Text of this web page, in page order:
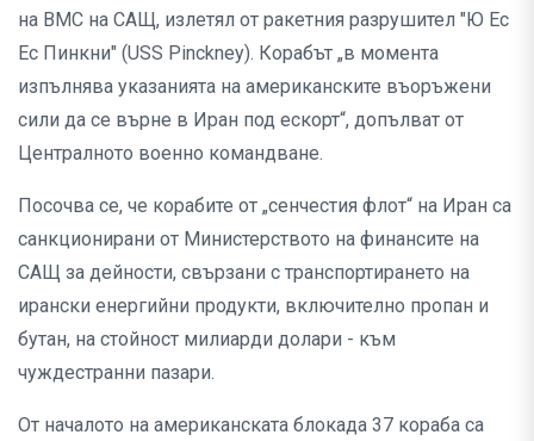
на ВМС на САЩ, излетял от ракетния разрушител "Ю Ес
Ес Пинкни" (USS Pinckney). Корабът „в момента
изпълнява указанията на американските въоръжени
сили да се върне в Иран под ескорт“, допълват от
Централното военно командване.
Посочва се, че корабите от „сенчестия флот“ на Иран са
санкционирани от Министерството на финансите на
САЩ за дейности, свързани с транспортирането на
ирански енергийни продукти, включително пропан и
бутан, на стойност милиарди долари - към
чуждестранни пазари.
От началото на американската блокада 37 кораба са